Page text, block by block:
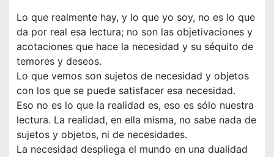
Lo que realmente hay, y lo que yo soy, no es lo que
da por real esa lectura; no son las objetivaciones y
acotaciones que hace la necesidad y su séquito de
temores y deseos.
Lo que vemos son sujetos de necesidad y objetos
con los que se puede satisfacer esa necesidad.
Eso no es lo que la realidad es, eso es sólo nuestra
lectura. La realidad, en ella misma, no sabe nada de
sujetos y objetos, ni de necesidades.
La necesidad despliega el mundo en una dualidad